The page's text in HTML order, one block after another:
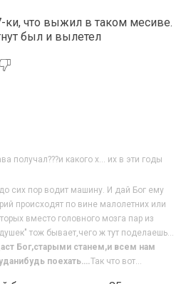
ки, что выжил в таком месиве.
был и вылетел
получал???и какого х… их в эти годы
сих пор водит машину. И дай Бог ему
происходят по вине малолетних или
вместо головного мозга пар из
тож бывает,чего ж тут поделаешь…
Бог,старыми станем,и всем нам
поехать….Так что вот…